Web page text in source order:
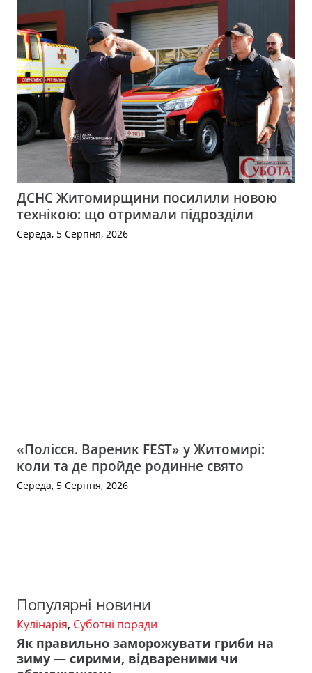
ДСНС Житомирщини посилили новою
технікою: що отримали підрозділи
Середа, 5 Серпня, 2026
«Полісся. Вареник FEST» у Житомирі:
коли та де пройде родинне свято
Середа, 5 Серпня, 2026
Популярні новини
Кулінарія, Суботні поради
Як правильно заморожувати гриби на
зиму — сирими, відвареними чи